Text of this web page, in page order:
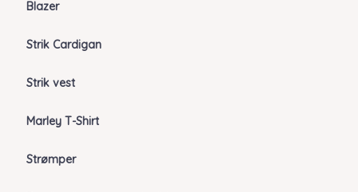
Blazer
Strik Cardigan
Strik vest
Marley T-Shirt
Strømper